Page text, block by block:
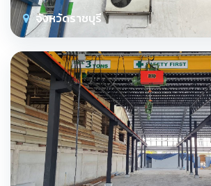
จังหวัดราชบุรี